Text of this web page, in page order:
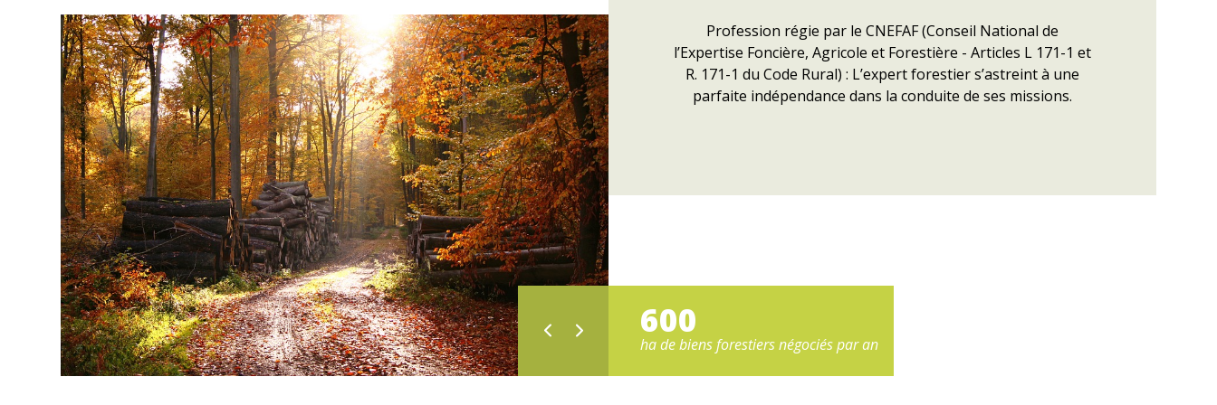
Profession régie par le CNEFAF (Conseil National de
l’Expertise Foncière, Agricole et Forestière - Articles L 171-1 et
R. 171-1 du Code Rural) : L’expert forestier s’astreint à une
parfaite indépendance dans la conduite de ses missions.
500
propriétaires forestiers clients du
cabinet
35
collectivités, communes et
départements, clientes du cabinet
600
ha de biens forestiers négociés par an